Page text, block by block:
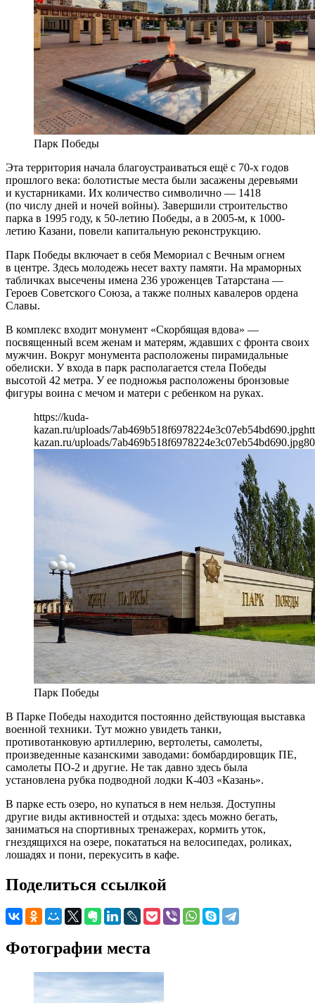
Парк Победы
Эта территория начала благоустраиваться ещё с 70-х годов
прошлого века: болотистые места были засажены деревьями
и кустарниками. Их количество символично — 1418
(по числу дней и ночей войны). Завершили строительство
парка в 1995 году, к 50-летию Победы, а в 2005-м, к 1000-
летию Казани, повели капитальную реконструкцию.
Парк Победы включает в себя Мемориал с Вечным огнем
в центре. Здесь молодежь несет вахту памяти. На мраморных
табличках высечены имена 236 уроженцев Татарстана —
Героев Советского Союза, а также полных кавалеров ордена
Славы.
В комплекс входит монумент «Скорбящая вдова» —
посвященный всем женам и матерям, ждавших с фронта своих
мужчин. Вокруг монумента расположены пирамидальные
обелиски. У входа в парк располагается стела Победы
высотой 42 метра. У ее подножья расположены бронзовые
фигуры воина с мечом и матери с ребенком на руках.
https://kuda-
kazan.ru/uploads/7ab469b518f6978224e3c07eb54bd690.jpg
kazan.ru/uploads/7ab469b518f6978224e3c07eb54bd690.jpg
Парк Победы
В Парке Победы находится постоянно действующая выставка
военной техники. Тут можно увидеть танки,
противотанковую артиллерию, вертолеты, самолеты,
произведенные казанскими заводами: бомбардировщик ПЕ,
самолеты ПО-2 и другие. Не так давно здесь была
установлена рубка подводной лодки К-403 «Казань».
В парке есть озеро, но купаться в нем нельзя. Доступны
другие виды активностей и отдыха: здесь можно бегать,
заниматься на спортивных тренажерах, кормить уток,
гнездящихся на озере, покататься на велосипедах, роликах,
лошадях и пони, перекусить в кафе.
Поделиться ссылкой
Фотографии места